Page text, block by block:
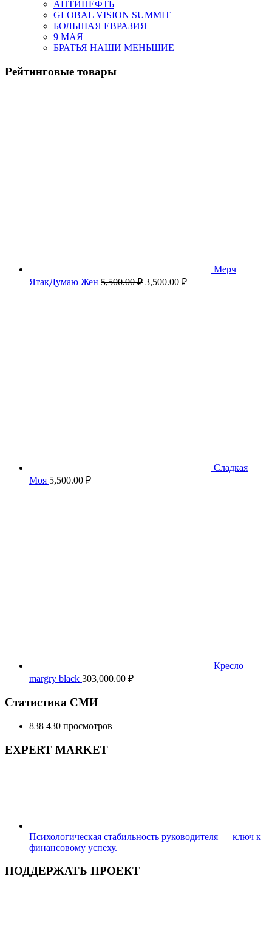
АНТИНЕФТЬ
GLOBAL VISION SUMMIT
БОЛЬШАЯ ЕВРАЗИЯ
9 МАЯ
БРАТЬЯ НАШИ МЕНЬШИЕ
Рейтинговые товары
Мерч
ЯтакДумаю Жен 5,500.00₽ Первоначальная
3,500.00 ₽Текущая
Сладкая
Моя 5,500.00 ₽
Кресло
margry black 303,000.00 ₽
Статистика СМИ
838 430 просмотров
EXPERT MARKET
Психологическая стабильность руководителя — ключ к
финансовому успеху.
ПОДДЕРЖАТЬ ПРОЕКТ